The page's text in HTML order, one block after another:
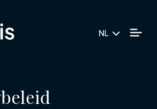
NL